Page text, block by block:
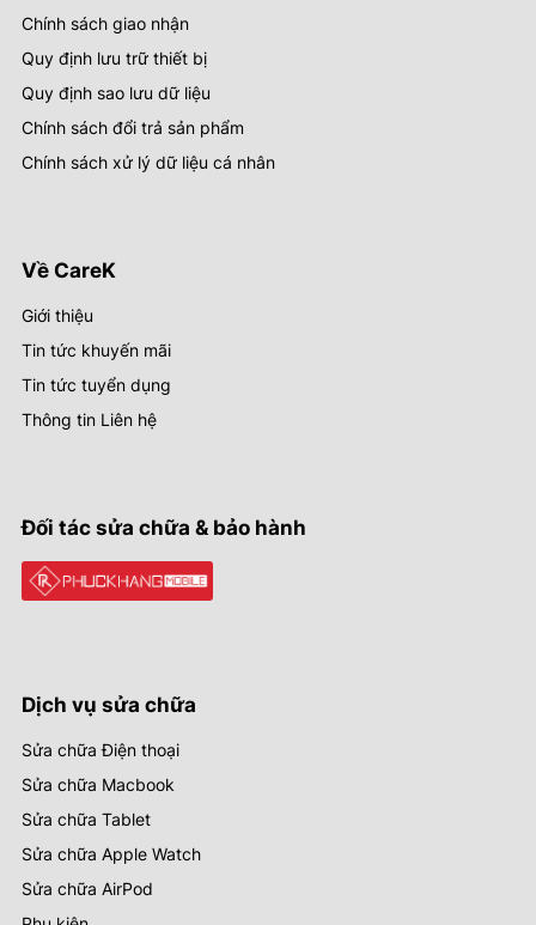
Chính sách giao nhận
Quy định lưu trữ thiết bị
Quy định sao lưu dữ liệu
Chính sách đổi trả sản phẩm
Chính sách xử lý dữ liệu cá nhân
Về CareK
Giới thiệu
Tin tức khuyến mãi
Tin tức tuyển dụng
Thông tin Liên hệ
Đối tác sửa chữa & bảo hành
Dịch vụ sửa chữa
Sửa chữa Điện thoại
Sửa chữa Macbook
Sửa chữa Tablet
Sửa chữa Apple Watch
Sửa chữa AirPod